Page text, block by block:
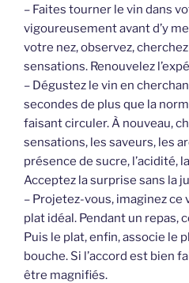
– Faites tourner le vin dans
vigoureusement avant d’y
votre nez, observez,
sensations. Renouvelez
– Dégustez le vin en
secondes de plus que la
faisant circuler. À nouveau,
sensations, les saveurs, les
présence de sucre, l’acidité,
Acceptez la surprise sans la
– Projetez-vous, imaginez ce
plat idéal. Pendant un repas,
Puis le plat, enfin, associe le
bouche. Si l’accord est bien
être magnifiés.